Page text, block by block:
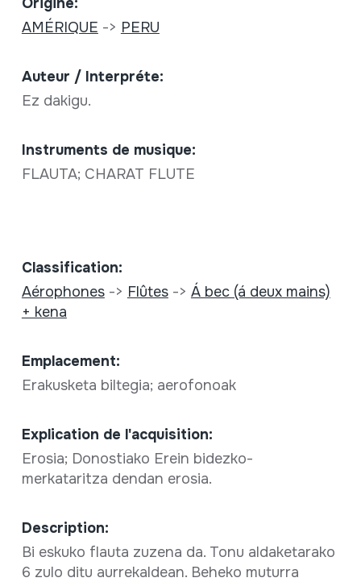
AMÉRIQUE -> PERU
Auteur / Interpréte:
Ez dakigu.
Instruments de musique:
FLAUTA; CHARAT FLUTE
Classification:
Aérophones-> Flûtes-> Á bec (á deux mains)
+ kena
Emplacement:
Erakusketa biltegia; aerofonoak
Explication de l'acquisition:
Erosia; Donostiako Erein bidezko-
merkataritza dendan erosia.
Description:
Bi eskuko flauta zuzena da. Tonu aldaketarako
6 zulo ditu aurrekaldean. Beheko muturra